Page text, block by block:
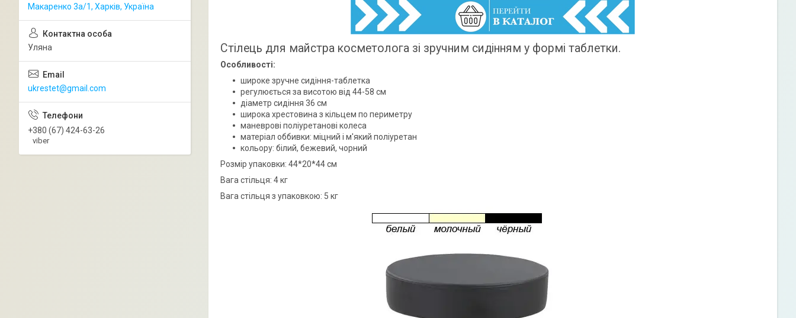
Стілець для майстра косметолога зі зручним сидінням у формі таблетки.
Особливості:
широке зручне сидіння-таблетка
регулюється за висотою від 44-58 см
діаметр сидіння 36 см
широка хрестовина з кільцем по периметру
маневрові поліуретанові колеса
матеріал оббивки: міцний і м'який поліуретан
кольору: білий, бежевий, чорний
Розмір упаковки: 44*20*44 см
Вага стільця: 4 кг
Вага стільця з упаковкою: 5 кг
Макаренко 3а/1, Харків, Україна
Уляна
ukrestet@gmail.com
+380 (67) 424-63-26
viber